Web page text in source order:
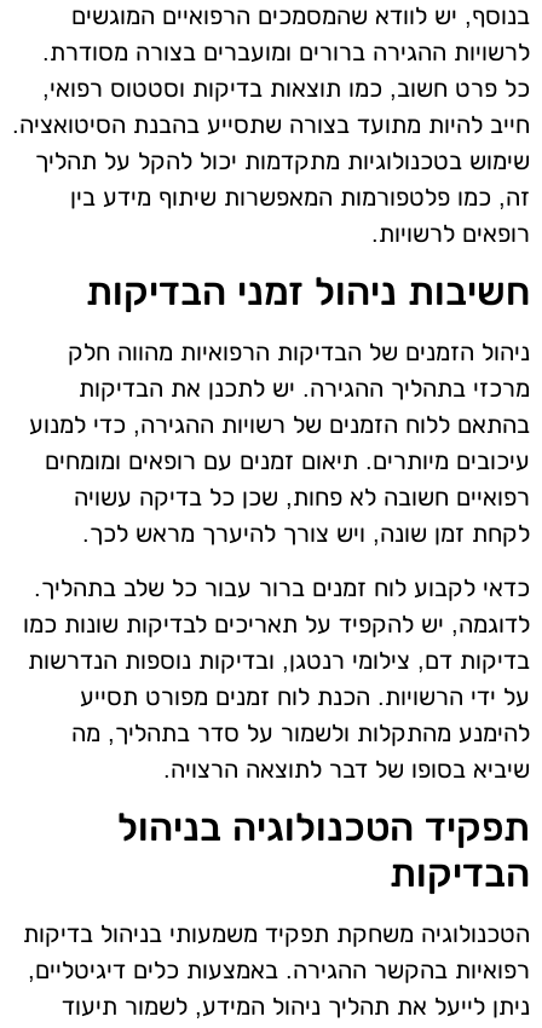
בנוסף, יש לוודא שהמסמכים הרפואיים המוגשים
לרשויות ההגירה ברורים ומועברים בצורה מסודרת.
כל פרט חשוב, כמו תוצאות בדיקות וסטטוס רפואי,
חייב להיות מתועד בצורה שתסייע בהבנת הסיטואציה.
שימוש בטכנולוגיות מתקדמות יכול להקל על תהליך
זה, כמו פלטפורמות המאפשרות שיתוף מידע בין
רופאים לרשויות.
חשיבות ניהול זמני הבדיקות
ניהול הזמנים של הבדיקות הרפואיות מהווה חלק
מרכזי בתהליך ההגירה. יש לתכנן את הבדיקות
בהתאם ללוח הזמנים של רשויות ההגירה, כדי למנוע
עיכובים מיותרים. תיאום זמנים עם רופאים ומומחים
רפואיים חשובה לא פחות, שכן כל בדיקה עשויה
לקחת זמן שונה, ויש צורך להיערך מראש לכך.
כדאי לקבוע לוח זמנים ברור עבור כל שלב בתהליך.
לדוגמה, יש להקפיד על תאריכים לבדיקות שונות כמו
בדיקות דם, צילומי רנטגן, ובדיקות נוספות הנדרשות
על ידי הרשויות. הכנת לוח זמנים מפורט תסייע
להימנע מהתקלות ולשמור על סדר בתהליך, מה
שיביא בסופו של דבר לתוצאה הרצויה.
תפקיד הטכנולוגיה בניהול
הבדיקות
הטכנולוגיה משחקת תפקיד משמעותי בניהול בדיקות
רפואיות בהקשר ההגירה. באמצעות כלים דיגיטליים,
ניתן לייעל את תהליך ניהול המידע, לשמור תיעוד